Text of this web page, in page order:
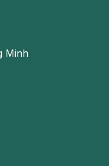
bệnh viện hoặc
hướng dẫn những
sẽ giúp hỗ trợ hồi
Bệnh viện Hồng
viêm bao gân
pháp hiện đại,
an toàn cao do
vô trùng, không
Minh